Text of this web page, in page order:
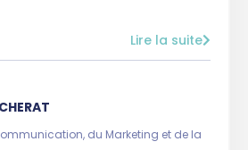
Lire la suite
du Marketing et de la